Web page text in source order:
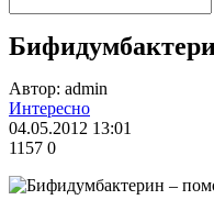
Автор: admin
Интересно
04.05.2012 13:01
1157 0